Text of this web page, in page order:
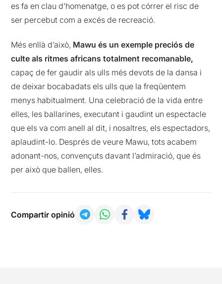
es fa en clau d’homenatge, o es pot córrer el risc de
ser percebut com a excés de recreació.
Més enllà d’això, Mawu és un exemple preciós de
culte als ritmes africans totalment recomanable,
capaç de fer gaudir als ulls més devots de la dansa i
de deixar bocabadats els ulls que la freqüentem
menys habitualment. Una celebració de la vida entre
elles, les ballarines, executant i gaudint un espectacle
que els va com anell al dit, i nosaltres, els espectadors,
aplaudint-lo. Després de veure Mawu, tots acabem
adonant-nos, convençuts davant l’admiració, que és
per això que ballen, elles.
Compartir opinió